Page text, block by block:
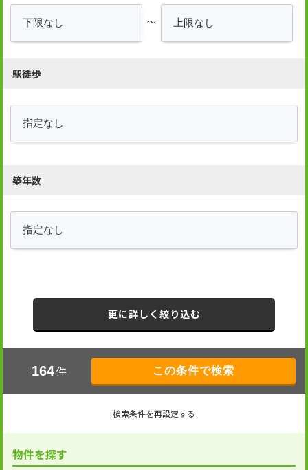
～
駅徒歩
築年数
更に詳しく絞り込む
164件
検索条件を再設定する
物件を探す